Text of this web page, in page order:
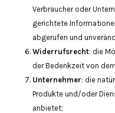
Verbraucher oder
gerichtete
abgerufen und
Widerrufsrecht: die
der Bedenkzeit von
Unternehmer: die
Produkte und/oder
anbietet;